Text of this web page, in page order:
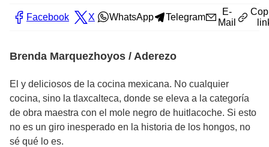
Facebook X WhatsApp Telegram
E-
Mail
Brenda Marquezhoyos / Aderezo
El y deliciosos de la cocina mexicana. No cualquier
cocina, sino la tlaxcalteca, donde se eleva a la categoría
de obra maestra con el mole negro de huitlacoche. Si esto
no es un giro inesperado en la historia de los hongos, no
sé qué lo es.